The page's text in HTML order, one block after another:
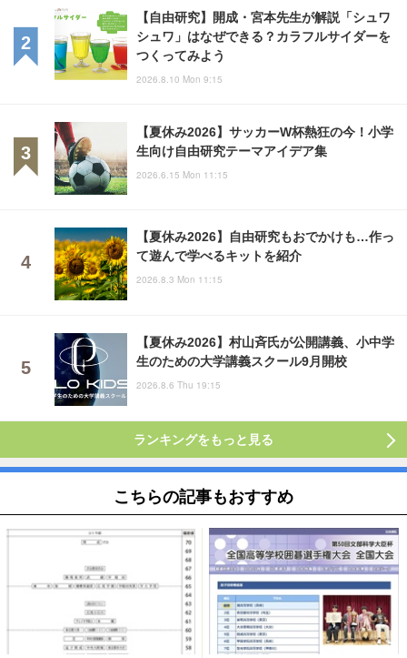
【自由研究】開成・宮本先生が解説「シュワ
シュワ」はなぜできる？カラフルサイダーを
つくってみよう
2026.8.10 Mon 9:15
【夏休み2026】サッカーW杯熱狂の今！小学
生向け自由研究テーマアイデア集
2026.6.15 Mon 11:15
【夏休み2026】自由研究もおでかけも…作っ
て遊んで学べるキットを紹介
2026.8.3 Mon 11:15
【夏休み2026】村山斉氏が公開講義、小中学
生のための大学講義スクール9月開校
2026.8.6 Thu 19:15
ランキングをもっと見る
こちらの記事もおすすめ